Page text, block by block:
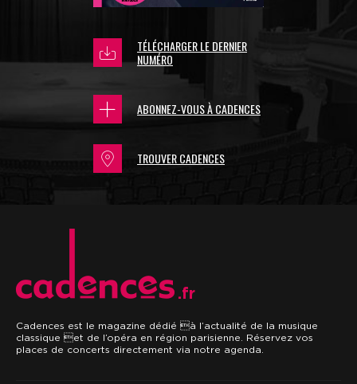
TÉLÉCHARGER LE DERNIER
NUMÉRO
ABONNEZ-VOUS À CADENCES
TROUVER CADENCES
.fr
Cadences est le magazine dédié à l’actualité de la musique
classique et de l’opéra en région parisienne. Réservez vos
places de concerts directement via notre agenda.